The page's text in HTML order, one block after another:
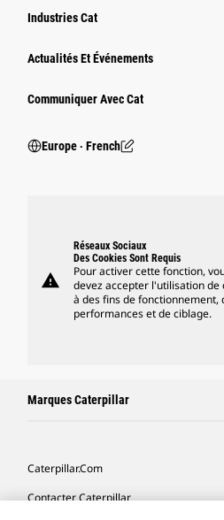
Industries Cat
Actualités Et Événements
Communiquer Avec Cat
Europe ‧ French
warning
Réseaux Sociaux
Des Cookies Sont Requis
Pour activer cette fonction,
devez accepter l'utilisation de
à des fins de fonctionnement,
performances et de ciblage.
Marques Caterpillar
Caterpillar.com
Contacter Caterpillar